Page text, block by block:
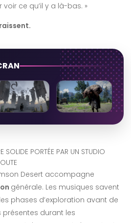
voir ce qu’il y a là-bas. »
SOLIDE PORTÉE PAR UN STUDIO
Desert accompagne
générale. Les musiques savent
phases d’exploration avant de
durant les